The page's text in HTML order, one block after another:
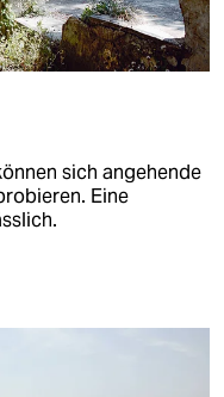
sich angehende
Eine